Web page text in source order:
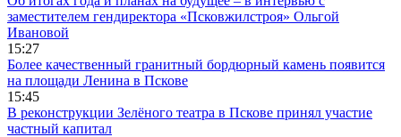
заместителем гендиректора «Псковжилстроя» Ольгой
Ивановой
15:27
Более качественный гранитный бордюрный камень появится
на площади Ленина в Пскове
15:45
В реконструкции Зелёного театра в Пскове принял участие
частный капитал